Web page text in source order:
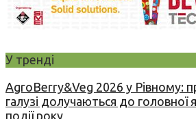
У тренді
AgroBerry&Veg 2026 у Рівному:
галузі долучаються до головної
події року